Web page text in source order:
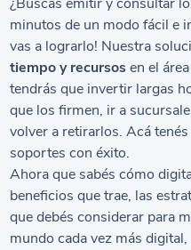
minutos de un modo fácil e
vas a lograrlo! Nuestra
tiempo y recursosen el
tendrás que invertir largas
que los firmen, ir a
volver a retirarlos. Acá
soportes con éxito.
Ahora que sabés cómo
beneficios que trae, las
que debés considerar para
mundo cada vez más